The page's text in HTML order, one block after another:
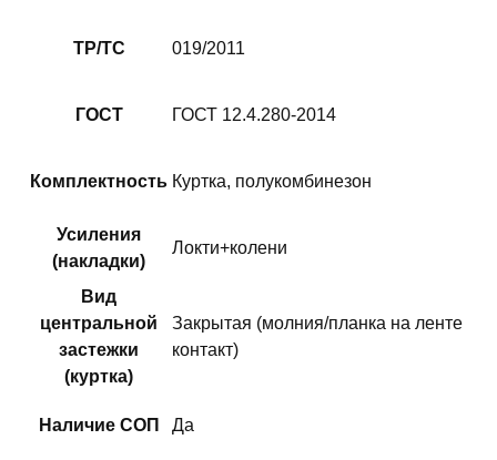
ТР/ТС 019/2011
ГОСТ ГОСТ 12.4.280-2014
Комплектность Куртка, полукомбинезон
Усиления
(накладки)
Локти+колени
Вид
центральной
застежки
(куртка)
Закрытая (молния/планка на ленте
контакт)
Наличие СОП Да